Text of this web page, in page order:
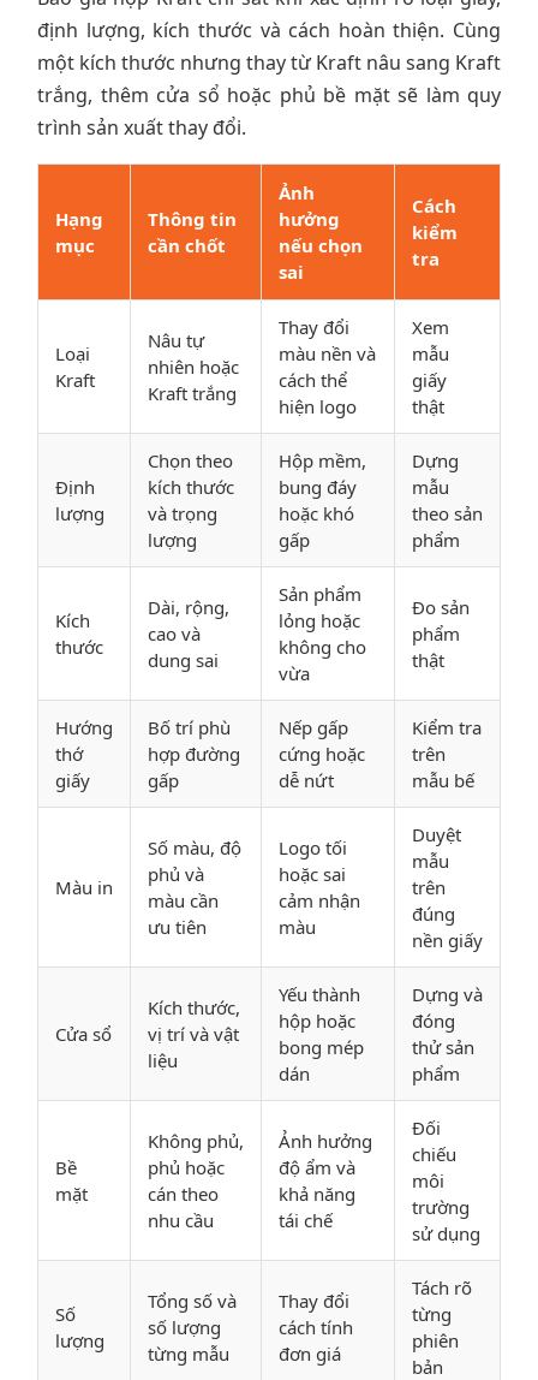
định lượng, kích thước và cách hoàn thiện. Cùng
một kích thước nhưng thay từ Kraft nâu sang Kraft
trắng, thêm cửa sổ hoặc phủ bề mặt sẽ làm quy
trình sản xuất thay đổi.
Hạng
mục
Thông tin
cần chốt
Ảnh
hưởng
nếu chọn
sai
Cách
kiểm
tra
Loại
Kraft
Nâu tự
nhiên hoặc
Kraft trắng
Thay đổi
màu nền và
cách thể
hiện logo
Xem
mẫu
giấy
thật
Định
lượng
Chọn theo
kích thước
và trọng
lượng
Hộp mềm,
bung đáy
hoặc khó
gấp
Dựng
mẫu
theo sản
phẩm
Kích
thước
Dài, rộng,
cao và
dung sai
Sản phẩm
lỏng hoặc
không cho
vừa
Đo sản
phẩm
thật
Hướng
thớ
giấy
Bố trí phù
hợp đường
gấp
Nếp gấp
cứng hoặc
dễ nứt
Kiểm tra
trên
mẫu bế
Màu in
Số màu, độ
phủ và
màu cần
ưu tiên
Logo tối
hoặc sai
cảm nhận
màu
Duyệt
mẫu
trên
đúng
nền giấy
Cửa sổ
Kích thước,
vị trí và vật
liệu
Yếu thành
hộp hoặc
bong mép
dán
Dựng và
đóng
thử sản
phẩm
Bề
mặt
Không phủ,
phủ hoặc
cán theo
nhu cầu
Ảnh hưởng
độ ẩm và
khả năng
tái chế
Đối
chiếu
môi
trường
sử dụng
Số
lượng
Tổng số và
số lượng
từng mẫu
Thay đổi
cách tính
đơn giá
Tách rõ
từng
phiên
bản